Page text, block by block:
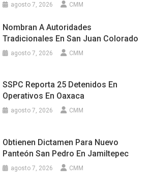
agosto 7, 2026 CMM
Nombran A Autoridades
Tradicionales En San Juan Colorado
agosto 7, 2026 CMM
SSPC Reporta 25 Detenidos En
Operativos En Oaxaca
agosto 7, 2026 CMM
Obtienen Dictamen Para Nuevo
Panteón San Pedro En Jamiltepec
agosto 7, 2026 CMM